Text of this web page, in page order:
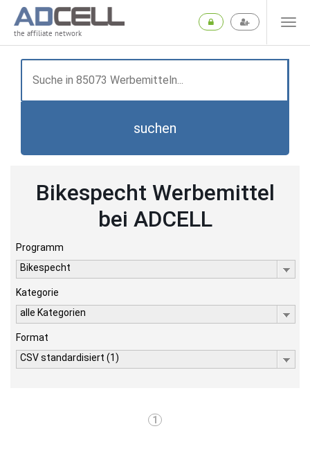
the affiliate network
suchen
Bikespecht Werbemittel
bei ADCELL
Programm
Bikespecht
Kategorie
alle Kategorien
Format
CSV standardisiert (1)
1